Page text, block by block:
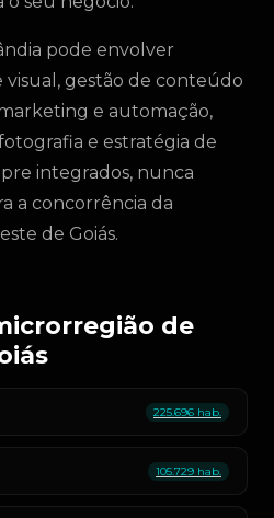
pode envolver
gestão de conteúdo
e automação,
e estratégia de
integrados, nunca
a concorrência da
de Goiás.
de
225.696 hab.
105.729 hab.